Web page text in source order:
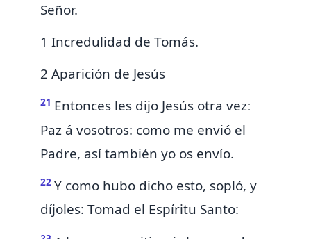
Señor.
1 Incredulidad de Tomás.
2 Aparición de Jesús
21 Entonces les dijo Jesús otra vez:
Paz á vosotros: como me envió el
Padre, así también yo os envío.
22 Y como hubo dicho esto, sopló, y
díjoles: Tomad el Espíritu Santo: